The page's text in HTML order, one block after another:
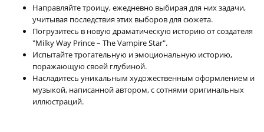
Направляйте троицу, ежедневно выбирая для них задачи,
учитывая последствия этих выборов для сюжета.
Погрузитесь в новую драматическую историю от создателя
"Milky Way Prince – The Vampire Star".
Испытайте трогательную и эмоциональную историю,
поражающую своей глубиной.
Насладитесь уникальным художественным оформлением и
музыкой, написанной автором, с сотнями оригинальных
иллюстраций.